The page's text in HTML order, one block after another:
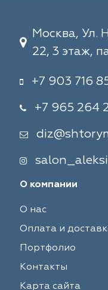
Москва, Ул.
22, 3 этаж,
+7 903 716
+7 965 264
О компании
О нас
Оплата и
Портфолио
Контакты
Карта сайта